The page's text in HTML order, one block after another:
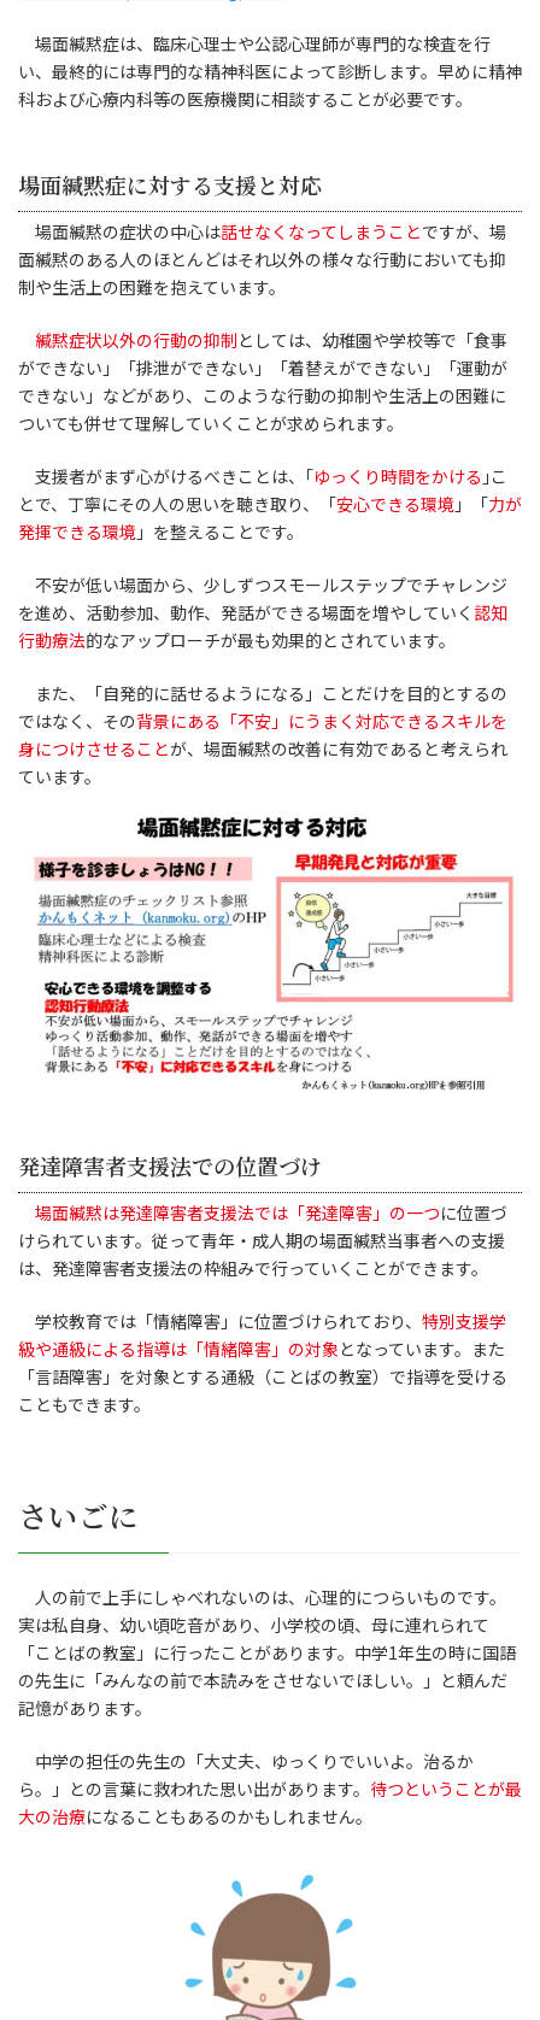
場面緘黙症は、臨床心理士や公認心理師が専門的な検査を行
い、最終的には専門的な精神科医によって診断します。早めに精神
科および心療内科等の医療機関に相談することが必要です。
場面緘黙症に対する支援と対応
場面緘黙の症状の中心は話せなくなってしまうことですが、場
面緘黙のある人のほとんどはそれ以外の様々な行動においても抑
制や生活上の困難を抱えています。
緘黙症状以外の行動の抑制としては、幼稚園や学校等で「食事
ができない」「排泄ができない」「着替えができない」「運動が
できない」などがあり、このような行動の抑制や生活上の困難に
ついても併せて理解していくことが求められます。
支援者がまず心がけるべきことは、｢ゆっくり時間をかける ｣こ
とで、丁寧にその人の思いを聴き取り、「安心できる環境 」「力が
発揮できる環境 」を整えることです。
不安が低い場面から、少しずつスモールステップでチャレンジ
を進め、活動参加、動作、発話ができる場面を増やしていく 認知
行動療法的なアップローチが最も効果的とされています。
また、「自発的に話せるようになる」ことだけを目的とするの
ではなく、その背景にある「不安」にうまく対応できるスキルを
身につけさせることが、場面緘黙の改善に有効であると考えられ
ています。
発達障害者支援法での位置づけ
場面緘黙は発達障害者支援法では「発達障害」の一つに位置づ
けられています。従って青年・成人期の場面緘黙当事者への支援
は、発達障害者支援法の枠組みで行っていくことができます。
学校教育では「情緒障害」に位置づけられており、 特別支援学
級や通級による指導は「情緒障害」の対象となっています。また
「言語障害」を対象とする通級（ことばの教室）で指導を受ける
こともできます。
さいごに
人の前で上手にしゃべれないのは、心理的につらいものです。
実は私自身、幼い頃吃音があり、小学校の頃、母に連れられて
「ことばの教室」に行ったことがあります。中学1年生の時に国語
の先生に「みんなの前で本読みをさせないでほしい。」と頼んだ
記憶があります。
中学の担任の先生の「大丈夫、ゆっくりでいいよ。治るか
ら。」との言葉に救われた思い出があります。 待つということが最
大の治療になることもあるのかもしれません。